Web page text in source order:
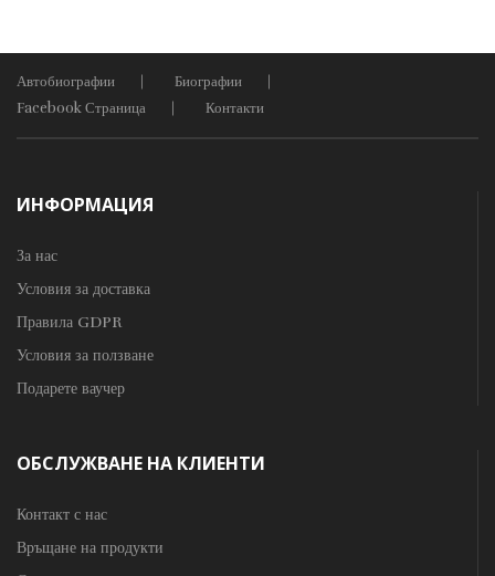
Автобиографии
Биографии
Facebook Страница
Контакти
ИНФОРМАЦИЯ
За нас
Условия за доставка
Правила GDPR
Условия за ползване
Подарете ваучер
ОБСЛУЖВАНЕ НА КЛИЕНТИ
Контакт с нас
Връщане на продукти